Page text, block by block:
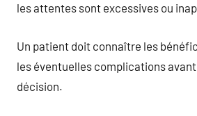
les attentes sont excessives ou
Un patient doit connaître les
les éventuelles complications
décision.